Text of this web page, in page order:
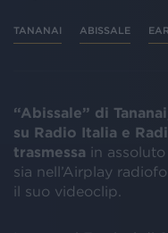
TANANAI ABISSALE
“Abissale” di
su Radio Italia e
trasmessa in
sia nell’Airplay
il suo videoclip.